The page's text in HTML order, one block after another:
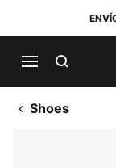
Shoes